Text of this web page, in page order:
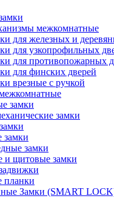
межкомнатные
для железных и
для узкопрофильных
для противопожарных
для финских дверей
врезные с ручкой
замки
замки
замки
замки
и щитовые замки
планки
Замки (SMART